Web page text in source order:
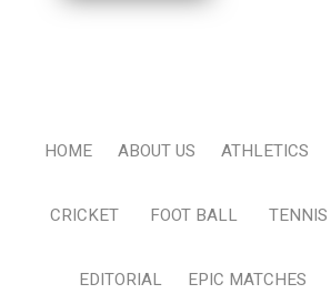
HOME ABOUT US ATHLETICS
CRICKET FOOT BALL TENNIS
EDITORIAL EPIC MATCHES